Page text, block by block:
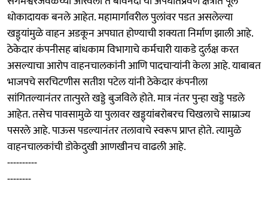
धोकादायक बनले आहेत. महामार्गावरील पुलांवर पडत असलेल्या
खड्ड्यांमुळे वाहन अडकून अपघात होण्याची शक्यता निर्माण झाली आहे.
ठेकेदार कंपनीसह बांधकाम विभागाचे कर्मचारी याकडे दुर्लक्ष करत
असल्याचा आरोप वाहनचालकांनी आणि पादचाऱ्यांनी केला आहे. याबाबत
भाजपचे सरचिटणीस सतीश पटेल यांनी ठेकेदार कंपनीला
सांगितल्यानंतर तात्पुरते खड्डे बुजविले होते. मात्र नंतर पुन्हा खड्डे पडले
आहेत. तसेच पावसामुळे या पुलावर खड्ड्यांबरोबरच चिखलाचे साम्राज्य
पसरले आहे. पाऊस पडल्यानंतर तलावाचे स्वरूप प्राप्त होते. त्यामुळे
वाहनचालकांची डोकेदुखी आणखीनच वाढली आहे.
----------
--------